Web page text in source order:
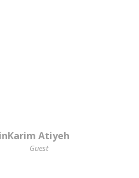
Karim Atiyeh
Guest